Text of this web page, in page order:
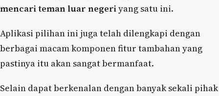
mencari teman luar negeriyang satu ini.
Aplikasi pilihan ini juga telah dilengkapi dengan
berbagai macam komponen fitur tambahan yang
pastinya itu akan sangat bermanfaat.
Selain dapat berkenalan dengan banyak sekali pihak